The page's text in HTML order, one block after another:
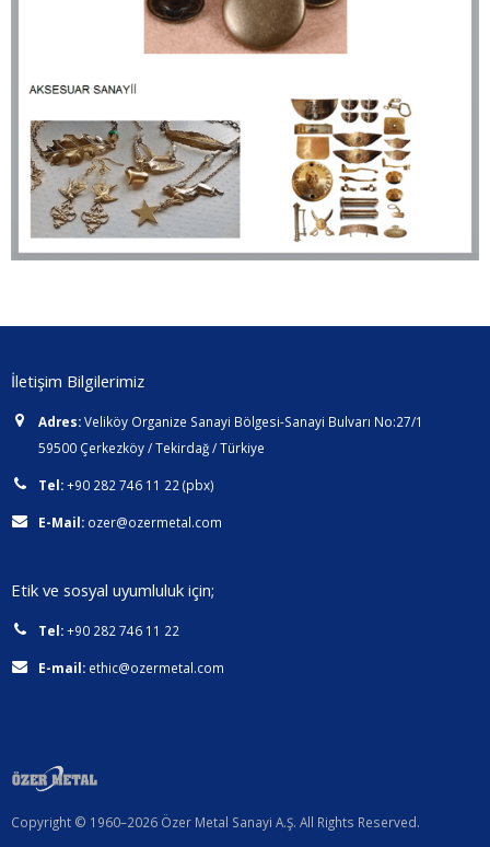
İletişim Bilgilerimiz
Adres:Veliköy Organize Sanayi Bölgesi-Sanayi Bulvarı No:27/1
59500 Çerkezköy / Tekirdağ / Türkiye
Tel:+90 282 746 11 22 (pbx)
E-Mail: ozer@ozermetal.com
Etik ve sosyal uyumluluk için;
Tel:+90 282 746 11 22
E-mail: ethic@ozermetal.com
Copyright © 1960–2026 Özer Metal Sanayi A.Ş. All Rights Reserved.